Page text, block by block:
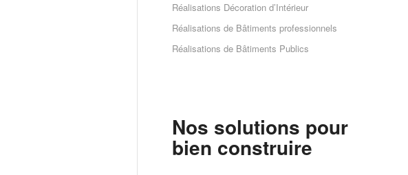
Réalisations Décoration d’Intérieur
Réalisations de Bâtiments professionnels
Réalisations de Bâtiments Publics
Nos solutions pour
bien construire